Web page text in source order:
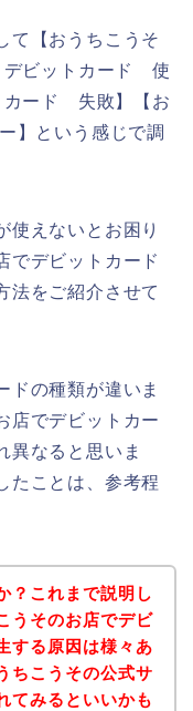
て【おうちこうそ
デビットカード 使
カード 失敗】【お
】という感じで調
使えないとお困り
でデビットカード
法をご紹介させて
ドの種類が違いま
店でデビットカー
異なると思いま
たことは、参考程
？これまで説明し
うそのお店でデビ
する原因は様々あ
ちこうその公式サ
てみるといいかも